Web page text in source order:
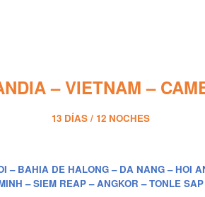
– VIETNAM –
13 DÍAS / 12 NOCHES
– BAHIA DE HALONG – DA NANG – HOI
– SIEM REAP – ANGKOR – TONLE SAP